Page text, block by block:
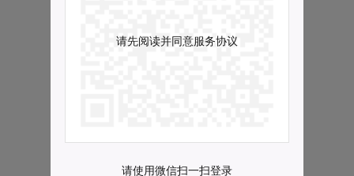
请先阅读并同意服务协议
请使用微信扫一扫登录